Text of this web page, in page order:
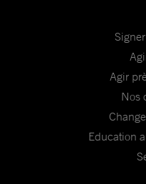
Agir
Nos
Education